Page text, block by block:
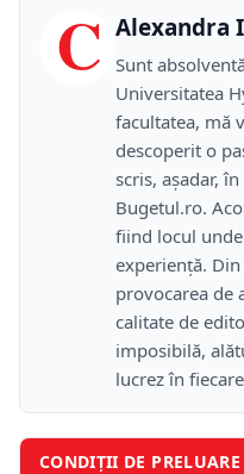
C Alexandra
Sunt
Universitatea
facultatea, mă
descoperit o
scris, așadar,
Bugetul.ro.
fiind locul
experiență.
provocarea de
calitate de
imposibilă,
lucrez în
CONDIȚII DE PRELUARE